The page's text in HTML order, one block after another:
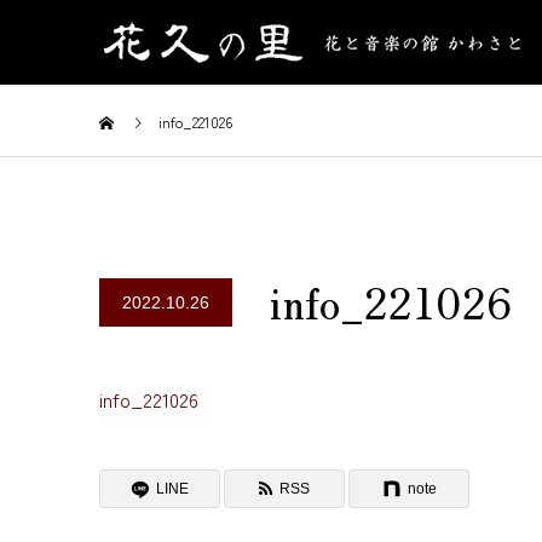
info_221026
2022.10.26 info_221026
info_221026
LINE RSS note